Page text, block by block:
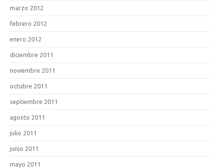
marzo 2012
febrero 2012
enero 2012
diciembre 2011
noviembre 2011
octubre 2011
septiembre 2011
agosto 2011
julio 2011
junio 2011
mayo 2011